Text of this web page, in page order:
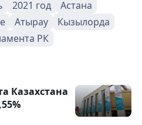
2021 год
Астана
Атырау
Кызылорда
РК
Казахстана